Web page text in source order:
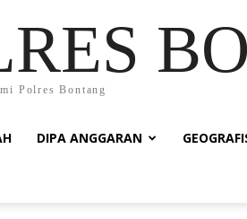
Polres Bontang
DIPA ANGGARAN